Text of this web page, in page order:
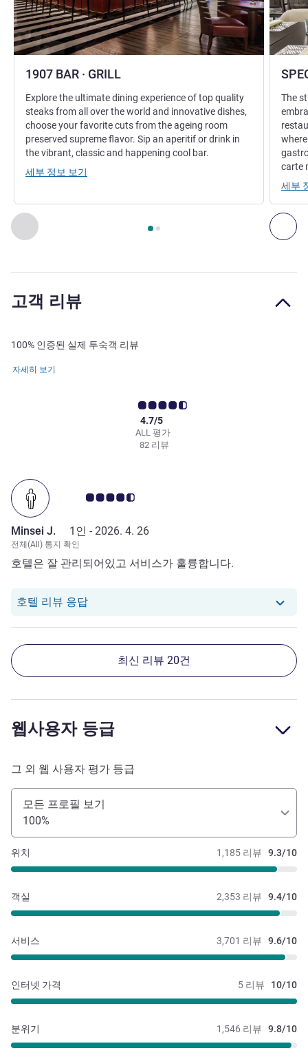
이전 - 레스토랑 다
2/ 페이지 , 레스토랑 1 : 1907 BAR · GRILL , 레스토랑 2 :
1907 BAR · GRILL
Explore the ultimate dining experience of top quality
steaks from all over the world and innovative dishes,
choose your favorite cuts from the ageing room
preserved supreme flavor. Sip an aperitif or drink in
the vibrant, classic and happening cool bar.
세부 정보 보기
The
carte
세부
고객 리뷰
100% 인증된 실제 투숙객 리뷰
자세히 보기
ALL 평가
4.7/5
82 리뷰
고객 평점 4.5/5
Minsei J. 1인 - 2026. 4. 26
전체(All) 통지 확인
호텔은 잘 관리되어있고 서비스가 훌륭합니다.
호텔 리뷰 응답당 호텔에서는 Minsei J.로부터의 리뷰에 응
최신 리뷰 20건
웹사용자 등급
그 외 웹 사용자 평가 등급
모든 프로필 보기
100%
1,185 리뷰 9.3/10
위치
2,353 리뷰 9.4/10
객실
3,701 리뷰 9.6/10
서비스
5 리뷰 10/10
인터넷 가격
1,546 리뷰 9.8/10
분위기